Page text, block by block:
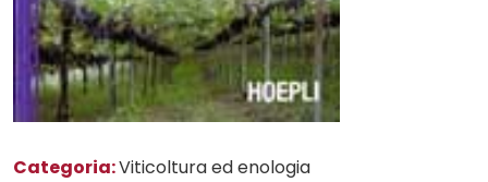
Categoria:Viticoltura ed enologia